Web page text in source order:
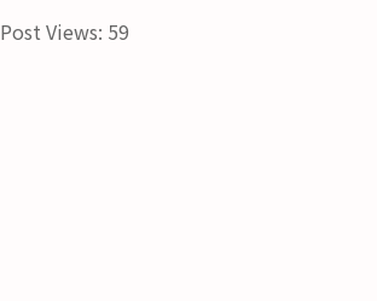
Post Views: 59